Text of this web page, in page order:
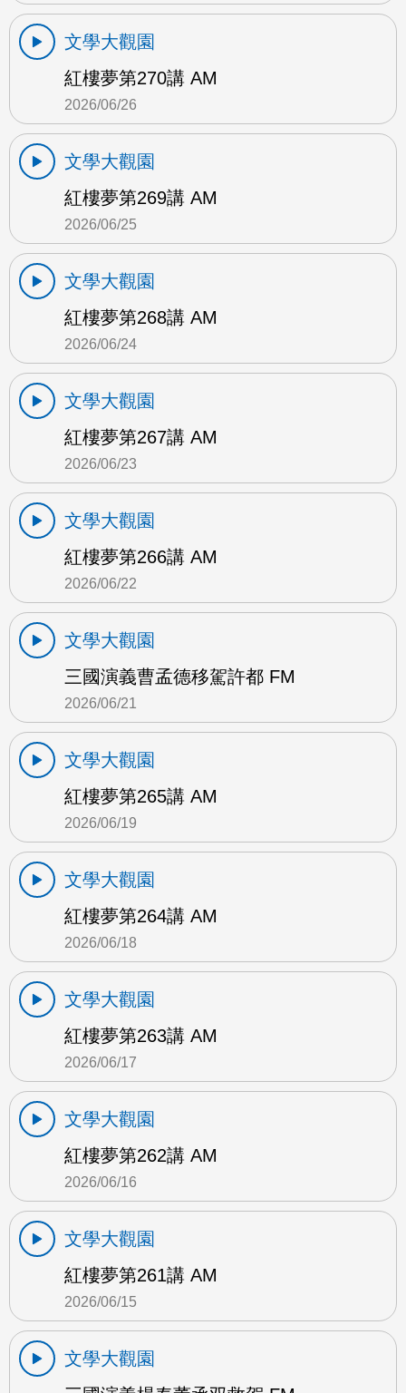
文學大觀園
紅樓夢第270講 AM
2026/06/26
文學大觀園
紅樓夢第269講 AM
2026/06/25
文學大觀園
紅樓夢第268講 AM
2026/06/24
文學大觀園
紅樓夢第267講 AM
2026/06/23
文學大觀園
紅樓夢第266講 AM
2026/06/22
文學大觀園
三國演義曹孟德移駕許都 FM
2026/06/21
文學大觀園
紅樓夢第265講 AM
2026/06/19
文學大觀園
紅樓夢第264講 AM
2026/06/18
文學大觀園
紅樓夢第263講 AM
2026/06/17
文學大觀園
紅樓夢第262講 AM
2026/06/16
文學大觀園
紅樓夢第261講 AM
2026/06/15
文學大觀園